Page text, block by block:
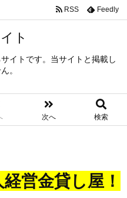
ト
イトです。当サイトと掲載し
。
次へ 検索
RSS Feedly
営金貸し屋！